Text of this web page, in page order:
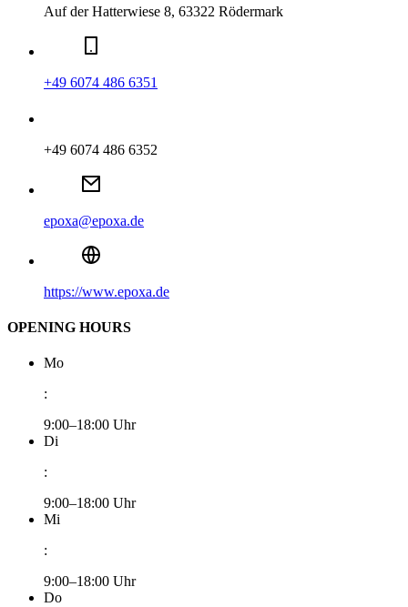
Auf der Hatterwiese 8, 63322 Rödermark
+49 6074 486 6351
+49 6074 486 6352
epoxa@epoxa.de
https://www.epoxa.de
OPENING HOURS
Mo
:
9:00–18:00 Uhr
Di
:
9:00–18:00 Uhr
Mi
:
9:00–18:00 Uhr
Do